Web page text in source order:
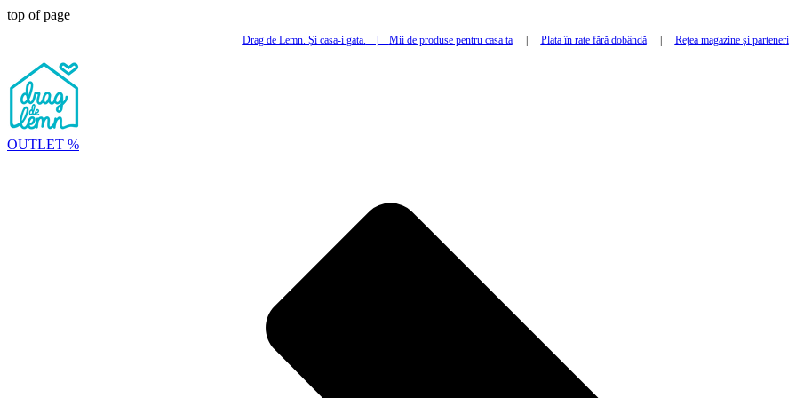
top of page
Drag de Lemn. Și casa-i gata. Mii de produse pentru casa ta| Plata în rate fără dobândă| Rețea magazine și parteneri
OUTLET %